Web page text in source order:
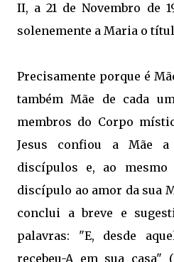
II, a 21 de Novembro de
solenemente a Maria o
Precisamente porque é
também Mãe de cada
membros do Corpo
Jesus confiou a Mãe
discípulos e, ao mesmo
discípulo ao amor da sua
conclui a breve e
palavras: "E, desde
recebeu-A em sua casa"